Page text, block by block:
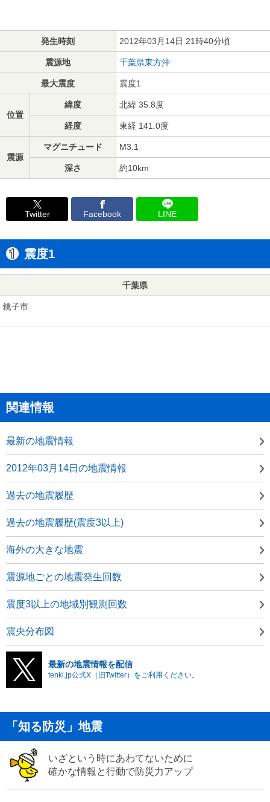
発生時刻 2012年03月14日 21時40分頃
震源地 千葉県東方沖
最大震度 震度1
位置
緯度 北緯 35.8度
経度 東経 141.0度
震源
マグニチュード M3.1
深さ 約10km
Twitter Facebook LINE
震度1
千葉県
銚子市
関連情報
最新の地震情報
2012年03月14日の地震情報
過去の地震履歴
過去の地震履歴(震度3以上)
海外の大きな地震
震源地ごとの地震発生回数
震度3以上の地域別観測回数
震央分布図
最新の地震情報を配信
tenki.jp公式X（旧Twitter）をご利用ください。
「知る防災」地震
いざという時にあわてないために
確かな情報と行動で防災力アップ